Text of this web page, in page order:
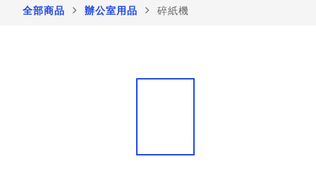
全部商品 辦公室用品 碎紙機